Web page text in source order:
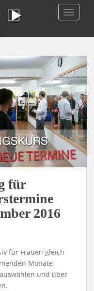
für
2016
für Frauen gleich
Monate
und über